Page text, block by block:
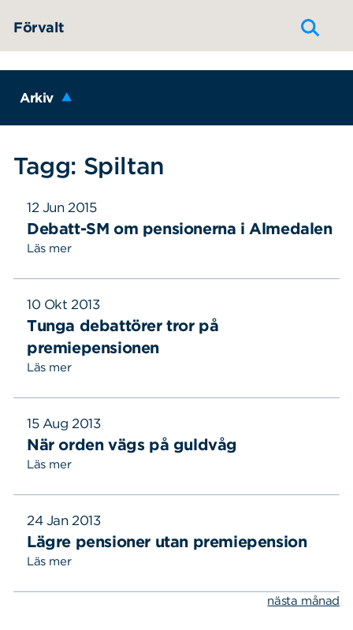
Förvalt
Arkiv
Tagg: Spiltan
12 Jun 2015
Debatt-SM om pensionerna i Almedalen
Läs mer
10 Okt 2013
Tunga debattörer tror på
premiepensionen
Läs mer
15 Aug 2013
När orden vägs på guldvåg
Läs mer
24 Jan 2013
Lägre pensioner utan premiepension
Läs mer
nästa månad
Sök på sidan:Sök
efter: